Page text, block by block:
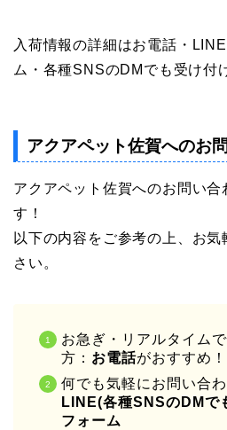
入荷情報の詳細はお電話・
ム・各種SNSのDMでも受け付
アクアペット佐賀へのお
アクアペット佐賀へのお問い合
す！
以下の内容をご参考の上、お
さい。
お急ぎ・リアルタイム
方： お電話がおすすめ！
何でも気軽にお問い合
LINE(各種SNSのDMで
フォーム